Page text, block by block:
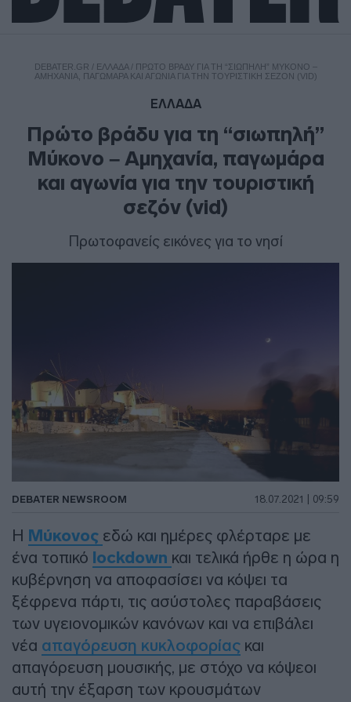
DEBATER.GR / ΕΛΛΑΔΑ/ ΠΡΏΤΟ ΒΡΆΔΥ ΓΙΑ ΤΗ “ΣΙΩΠΗΛΉ” ΜΎΚΟΝΟ –
ΑΜΗΧΑΝΊΑ, ΠΑΓΩΜΆΡΑ ΚΑΙ ΑΓΩΝΊΑ ΓΙΑ ΤΗΝ ΤΟΥΡΙΣΤΙΚΉ ΣΕΖΌΝ (VID)
ΕΛΛΑΔΑ
Πρώτο βράδυ για τη “σιωπηλή”
Μύκονο – Αμηχανία, παγωμάρα
και αγωνία για την τουριστική
σεζόν (vid)
Πρωτοφανείς εικόνες για το νησί
DEBATER NEWSROOM 18.07.2021 | 09:59
Η Μύκονος εδώ και ημέρες φλέρταρε με
ένα τοπικό lockdown και τελικά ήρθε η ώρα η
κυβέρνηση να αποφασίσει να κόψει τα
ξέφρενα πάρτι, τις ασύστολες παραβάσεις
των υγειονομικών κανόνων και να επιβάλει
νέα απαγόρευση κυκλοφορίας και
απαγόρευση μουσικής, με στόχο να κόψεοι
αυτή την έξαρση των κρουσμάτων